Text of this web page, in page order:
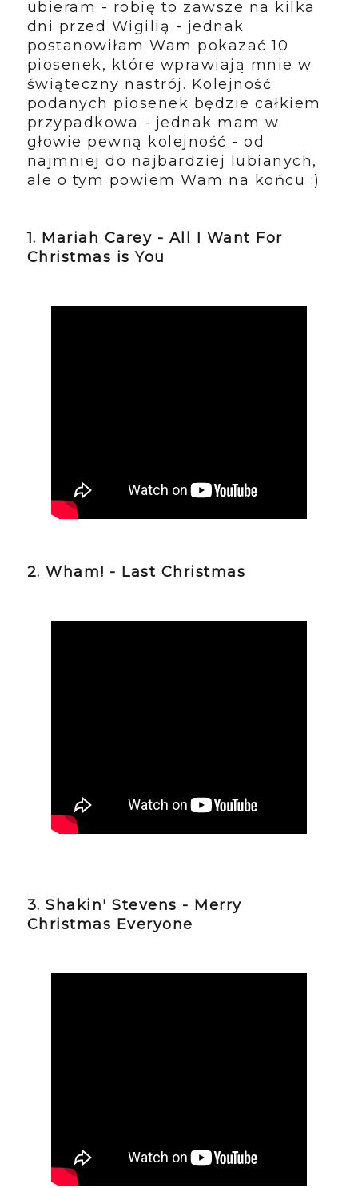
ubieram - robię to zawsze na kilka
dni przed Wigilią - jednak
postanowiłam Wam pokazać 10
piosenek, które wprawiają mnie w
świąteczny nastrój. Kolejność
podanych piosenek będzie całkiem
przypadkowa - jednak mam w
głowie pewną kolejność - od
najmniej do najbardziej lubianych,
ale o tym powiem Wam na końcu :)
1. Mariah Carey - All I Want For
Christmas is You
2. Wham! - Last Christmas
3. Shakin' Stevens - Merry
Christmas Everyone